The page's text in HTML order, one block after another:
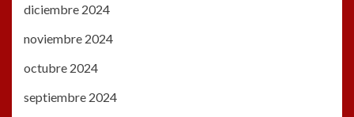
diciembre 2024
noviembre 2024
octubre 2024
septiembre 2024